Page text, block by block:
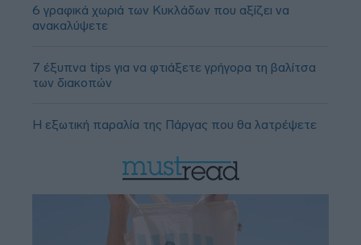
6 γραφικά χωριά των Κυκλάδων που αξίζει να
ανακαλύψετε
7 έξυπνα tips για να φτιάξετε γρήγορα τη βαλίτσα
των διακοπών
Η εξωτική παραλία της Πάργας που θα λατρέψετε